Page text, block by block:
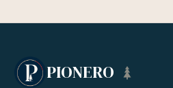
PIONERO